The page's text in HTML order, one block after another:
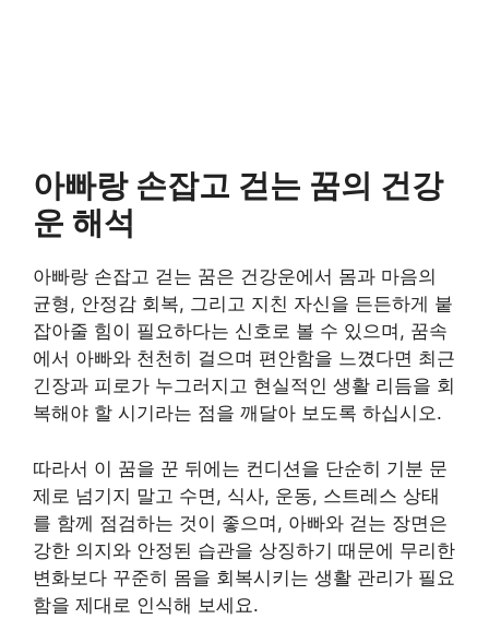
아빠랑 손잡고 걷는 꿈의 건강
운 해석
아빠랑 손잡고 걷는 꿈은 건강운에서 몸과 마음의
균형, 안정감 회복, 그리고 지친 자신을 든든하게 붙
잡아줄 힘이 필요하다는 신호로 볼 수 있으며, 꿈속
에서 아빠와 천천히 걸으며 편안함을 느꼈다면 최근
긴장과 피로가 누그러지고 현실적인 생활 리듬을 회
복해야 할 시기라는 점을 깨달아 보도록 하십시오.
따라서 이 꿈을 꾼 뒤에는 컨디션을 단순히 기분 문
제로 넘기지 말고 수면, 식사, 운동, 스트레스 상태
를 함께 점검하는 것이 좋으며, 아빠와 걷는 장면은
강한 의지와 안정된 습관을 상징하기 때문에 무리한
변화보다 꾸준히 몸을 회복시키는 생활 관리가 필요
함을 제대로 인식해 보세요.